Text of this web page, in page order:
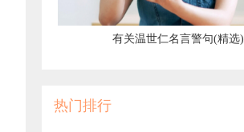
​有关温世仁名言警句(精选)
热门排行